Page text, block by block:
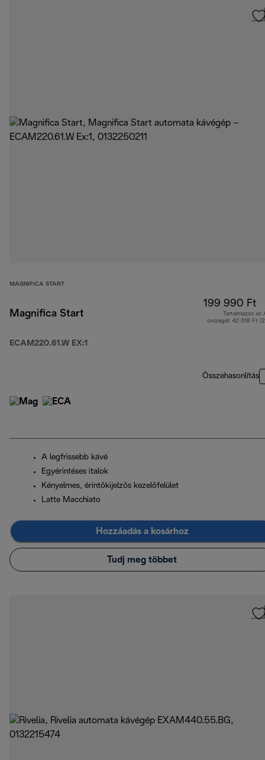
MAGNIFICA START
Magnifica Start
ECAM220.61.W EX:1
199 990 Ft
Tartalmazza az
összegét 42 518 Ft
Összehasonlítás
A legfrissebb kávé
Egyérintéses italok
Kényelmes, érintőkijelzős kezelőfelület
Latte Macchiato
Hozzáadás a kosárhoz
Tudj meg többet